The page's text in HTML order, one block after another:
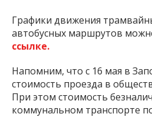
Графики движения
автобусных маршрутов
ссылке.
Напомним, что с 16 мая в
стоимость проезда в
При этом стоимость
коммунальном транспорте